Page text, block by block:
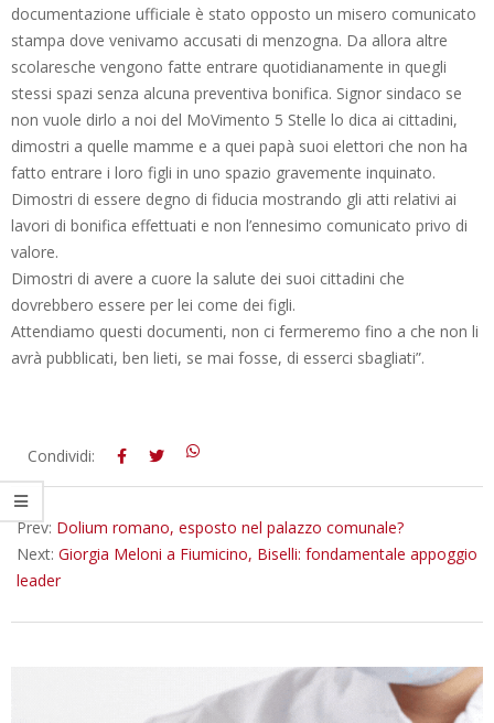
documentazione ufficiale è stato opposto un misero comunicato
stampa dove venivamo accusati di menzogna. Da allora altre
scolaresche vengono fatte entrare quotidianamente in quegli
stessi spazi senza alcuna preventiva bonifica. Signor sindaco se
non vuole dirlo a noi del MoVimento 5 Stelle lo dica ai cittadini,
dimostri a quelle mamme e a quei papà suoi elettori che non ha
fatto entrare i loro figli in uno spazio gravemente inquinato.
Dimostri di essere degno di fiducia mostrando gli atti relativi ai
lavori di bonifica effettuati e non l’ennesimo comunicato privo di
valore.
Dimostri di avere a cuore la salute dei suoi cittadini che
dovrebbero essere per lei come dei figli.
Attendiamo questi documenti, non ci fermeremo fino a che non li
avrà pubblicati, ben lieti, se mai fosse, di esserci sbagliati”.
2018-
06-
08
Condividi:
Prev: Dolium romano, esposto nel palazzo comunale?
Next: Giorgia Meloni a Fiumicino, Biselli: fondamentale appoggio
leader